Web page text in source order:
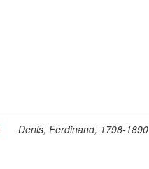
Denis, Ferdinand, 1798-1890